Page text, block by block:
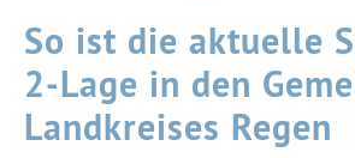
So ist die aktuelle
2-Lage in den
Landkreises Regen